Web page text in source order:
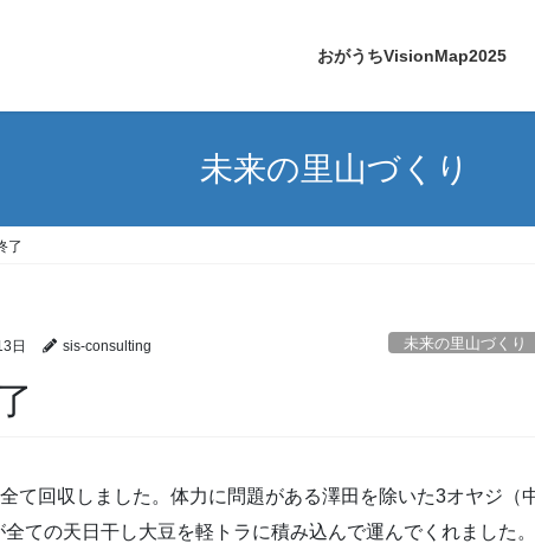
おがうちVisionMap2025
未来の里山づくり
了
日 sis-consulting 未来の里山づくり
て回収しました。体力に問題がある澤田を除いた3オヤジ（
ての天日干し大豆を軽トラに積み込んで運んでくれました。